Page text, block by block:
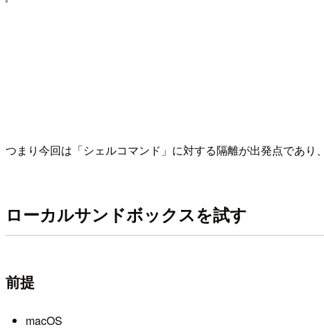
つまり今回は「シェルコマンド」に対する隔離が出発点であり
ローカルサンドボックスを試す
前提
macOS